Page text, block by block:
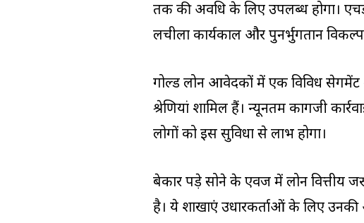
तक की अवधि के लिए उपलब्ध होगा।
लचीला कार्यकाल और पुनर्भुगतान विकल्प
गोल्ड लोन आवेदकों में एक विविध सेगमेंट
श्रेणियां शामिल हैं। न्यूनतम कागजी
लोगों को इस सुविधा से लाभ होगा।
बेकार पड़े सोने के एवज में लोन वित्तीय
है। ये शाखाएं उधारकर्ताओं के लिए